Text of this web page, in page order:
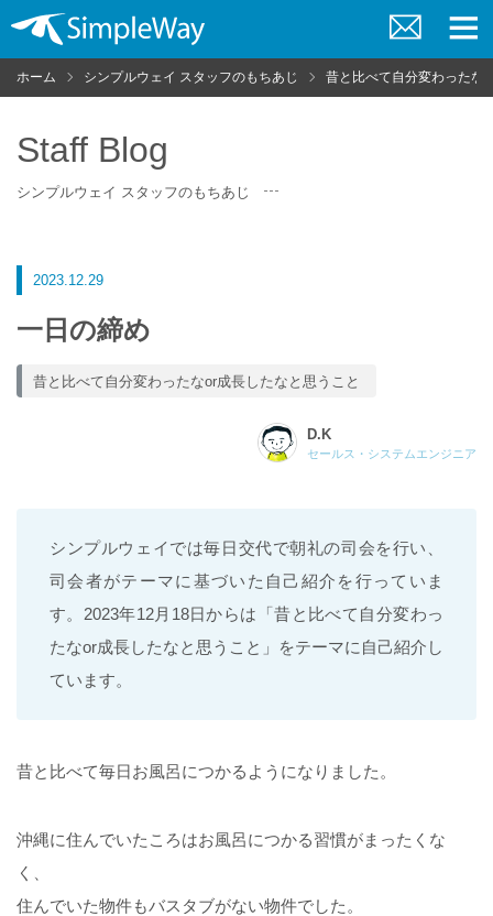
問
い
ニ
ュ
ホーム シンプルウェイ スタッフのもちあじ 昔と比べて自分変わったな
Staff Blog
シンプルウェイ スタッフのもちあじ
2023.12.29
一日の締め
昔と比べて自分変わったなor成長したなと思うこと
D.K
セールス・システムエンジニア
シンプルウェイでは毎日交代で朝礼の司会を行い、
司会者がテーマに基づいた自己紹介を行っていま
す。2023年12月18日からは「昔と比べて自分変わっ
たなor成長したなと思うこと」をテーマに自己紹介し
ています。
昔と比べて毎日お風呂につかるようになりました。
沖縄に住んでいたころはお風呂につかる習慣がまったくな
く、
住んでいた物件もバスタブがない物件でした。